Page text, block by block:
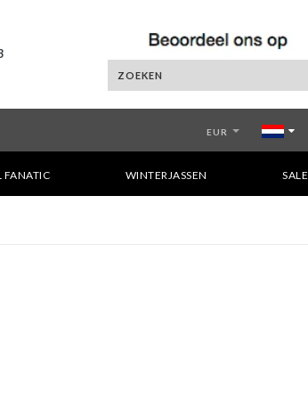
EUR
FANATIC WINTERJASSEN SALE